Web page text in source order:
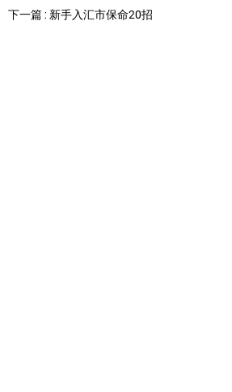
下一篇 : 新手入汇市保命20招